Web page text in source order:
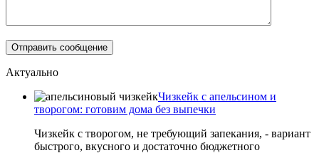
Актуально
Чизкейк с апельсином и
творогом: готовим дома без выпечки
Чизкейк с творогом, не требующий запекания, - вариант
быстрого, вкусного и достаточно бюджетного